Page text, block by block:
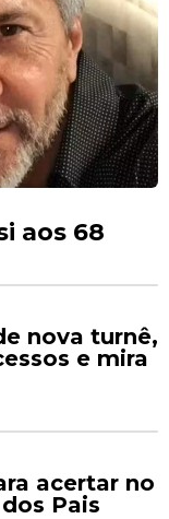
aos 68
nova turnê,
e mira
acertar no
Pais